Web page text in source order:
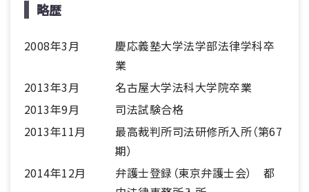
略歴
2008年3月
慶応義塾大学法学部法律学科卒
業
2013年3月
名古屋大学法科大学院卒業
2013年9月
司法試験合格
2013年11月
最高裁判所司法研修所入所（第67
期）
2014年12月
弁護士登録（東京弁護士会） 都